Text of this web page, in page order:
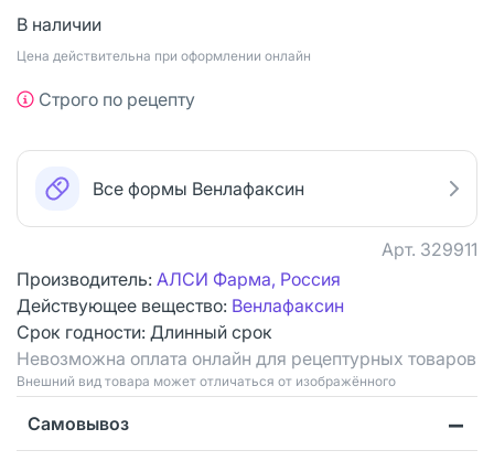
В наличии
Цена действительна при оформлении онлайн
Строго по рецепту
Все формы Венлафаксин
Арт. 329911
Производитель: АЛСИ Фарма, Россия
Действующее вещество: Венлафаксин
Срок годности: Длинный срок
Невозможна оплата онлайн для рецептурных товаров
Bнешний вид товара может отличаться от изображённого
Самовывоз